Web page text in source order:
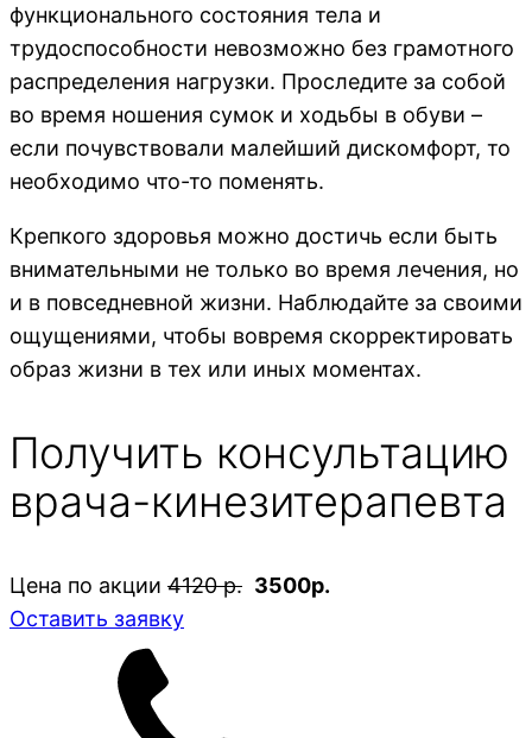
функционального состояния тела и
трудоспособности невозможно без грамотного
распределения нагрузки. Проследите за собой
во время ношения сумок и ходьбы в обуви –
если почувствовали малейший дискомфорт, то
необходимо что-то поменять.
Крепкого здоровья можно достичь если быть
внимательными не только во время лечения, но
и в повседневной жизни. Наблюдайте за своими
ощущениями, чтобы вовремя скорректировать
образ жизни в тех или иных моментах.
Получить консультацию
врача-кинезитерапевта
Цена по акции 4120 р. 3500р.
Оставить заявку